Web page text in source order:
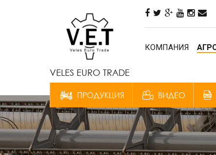
VELES EURO TRADE
КОМПАНИЯ
ПРОДУКЦИЯ ВИДЕО